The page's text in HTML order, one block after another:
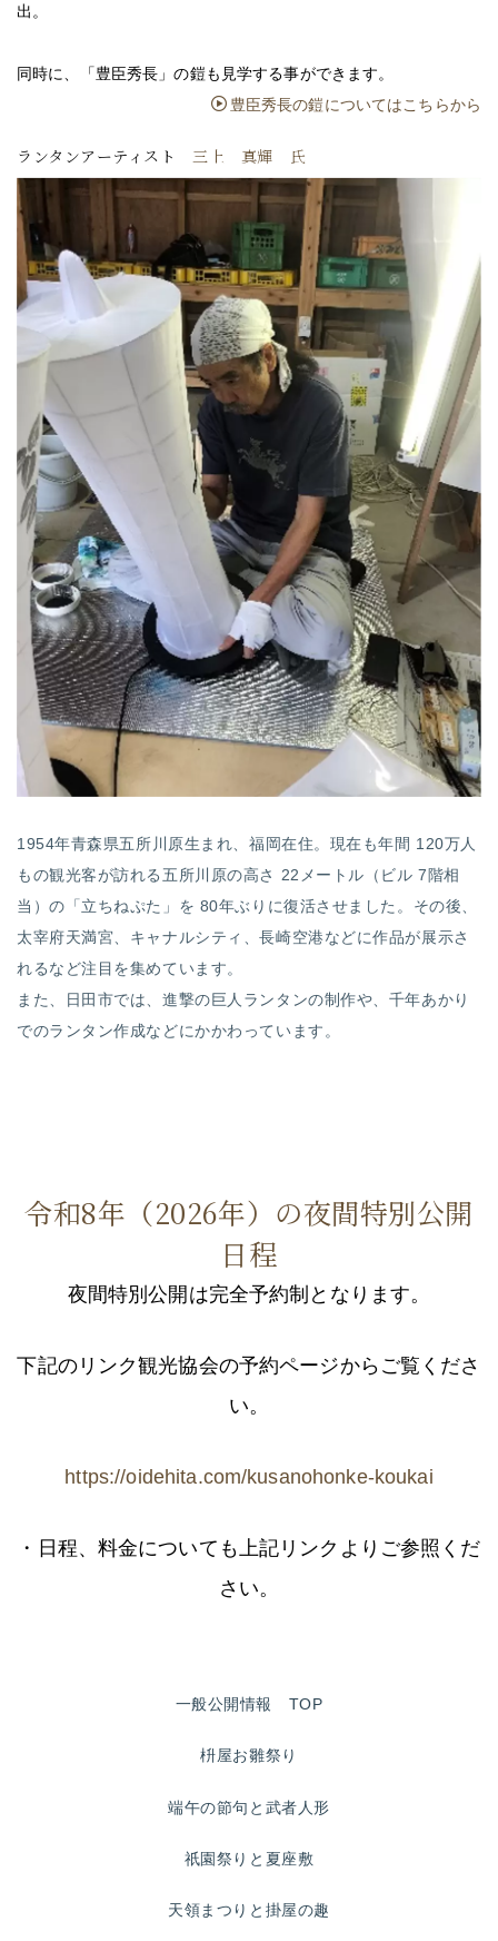
出。
同時に、「豊臣秀長」の鎧も見学する事ができます。
豊臣秀長の鎧についてはこちらから
ランタンアーティスト 三上 真輝 氏
1954年青森県五所川原生まれ、福岡在住。現在も年間 120万人
もの観光客が訪れる五所川原の高さ 22 メートル（ビル7階相
当）の「立ちねぷた」を 80年ぶりに復活させました。その後、
太宰府天満宮、キャナルシティ、長崎空港などに作品が展示さ
れるなど注目を集めています。
また、日田市では、進撃の巨人ランタンの制作や、千年あかり
でのランタン作成などにかかわっています。
令和8年（2026年）の夜間特別公開
日程
夜間特別公開は完全予約制となります。
下記のリンク観光協会の予約ページからご覧くださ
い。
https://oidehita.com/kusanohonke-koukai
・日程、料金についても上記リンクよりご参照くだ
さい。
一般公開情報 TOP
枡屋お雛祭り
端午の節句と武者人形
祇園祭りと夏座敷
天領まつりと掛屋の趣